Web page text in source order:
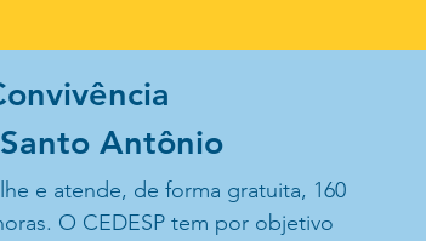
Antônio
e atende, de forma gratuita, 160
O CEDESP tem por objetivo